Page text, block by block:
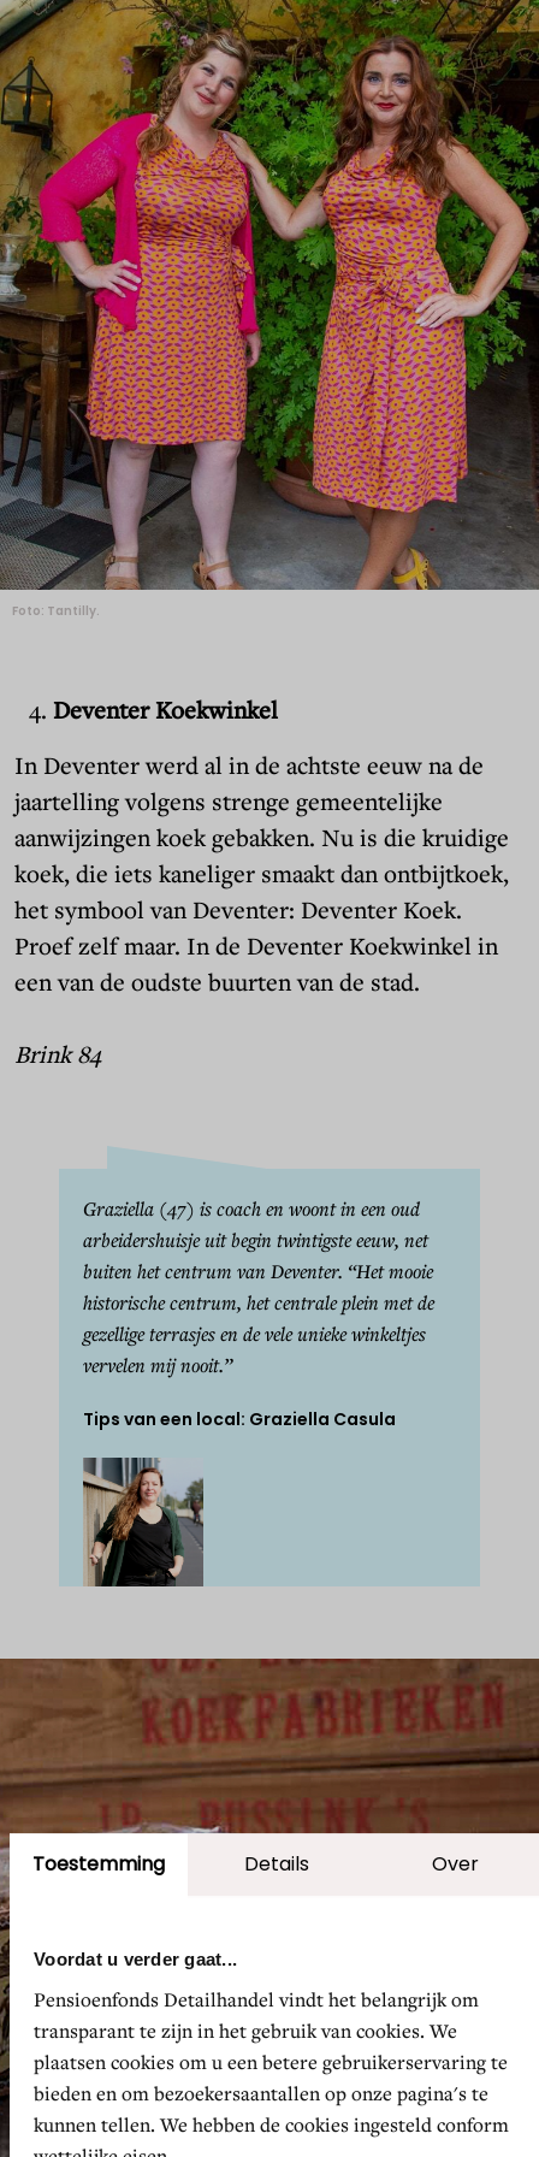
Toestemming Details Over
Voordat u verder gaat...
Pensioenfonds Detailhandel vindt het belangrijk om
transparant te zijn in het gebruik van cookies. We
plaatsen cookies om u een betere gebruikerservaring te
bieden en om bezoekersaantallen op onze pagina's te
kunnen tellen. We hebben de cookies ingesteld conform
Foto: Tantilly.
Deventer Koekwinkel
In Deventer werd al in de achtste eeuw na de
jaartelling volgens strenge gemeentelijke
aanwijzingen koek gebakken. Nu is die kruidige
koek, die iets kaneliger smaakt dan ontbijtkoek,
het symbool van Deventer: Deventer Koek.
Proef zelf maar. In de Deventer Koekwinkel in
een van de oudste buurten van de stad.
Brink 84
Graziella (47) is coach en woont in een oud
arbeidershuisje uit begin twintigste eeuw, net
buiten het centrum van Deventer. “Het mooie
historische centrum, het centrale plein met de
gezellige terrasjes en de vele unieke winkeltjes
vervelen mij nooit.”
Tips van een local: Graziella Casula